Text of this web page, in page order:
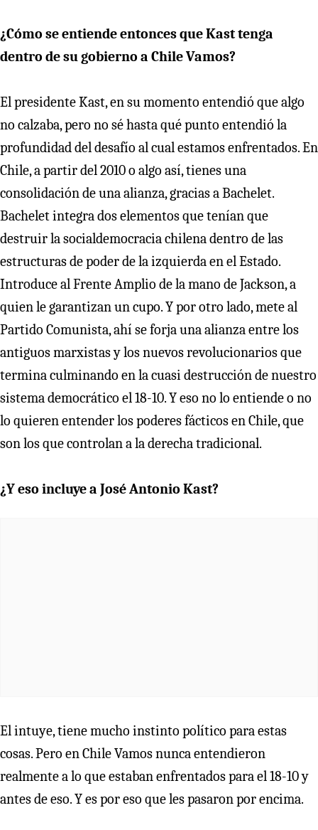
¿Cómo se entiende entonces que Kast tenga
dentro de su gobierno a Chile Vamos?
El presidente Kast, en su momento entendió que algo
no calzaba, pero no sé hasta qué punto entendió la
profundidad del desafío al cual estamos enfrentados. En
Chile, a partir del 2010 o algo así, tienes una
consolidación de una alianza, gracias a Bachelet.
Bachelet integra dos elementos que tenían que
destruir la socialdemocracia chilena dentro de las
estructuras de poder de la izquierda en el Estado.
Introduce al Frente Amplio de la mano de Jackson, a
quien le garantizan un cupo. Y por otro lado, mete al
Partido Comunista, ahí se forja una alianza entre los
antiguos marxistas y los nuevos revolucionarios que
termina culminando en la cuasi destrucción de nuestro
sistema democrático el 18-10. Y eso no lo entiende o no
lo quieren entender los poderes fácticos en Chile, que
son los que controlan a la derecha tradicional.
¿Y eso incluye a José Antonio Kast?
El intuye, tiene mucho instinto político para estas
cosas. Pero en Chile Vamos nunca entendieron
realmente a lo que estaban enfrentados para el 18-10 y
antes de eso. Y es por eso que les pasaron por encima.